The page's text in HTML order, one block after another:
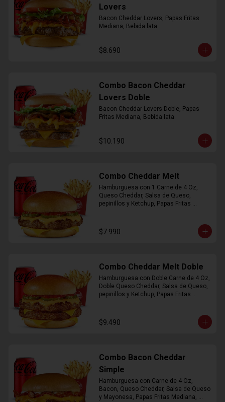
Lovers
Bacon Cheddar Lovers, Papas Fritas
Mediana, Bebida lata.
$8.690
Combo Bacon Cheddar
Lovers Doble
Bacon Cheddar Lovers Doble, Papas
Fritas Mediana, Bebida lata.
$10.190
Combo Cheddar Melt
Hamburguesa con 1 Carne de 4 Oz,
Queso Cheddar, Salsa de Queso,
pepinillos y Ketchup, Papas Fritas
$7.990
Combo Cheddar Melt Doble
Hamburguesa con Doble Carne de 4 Oz,
Doble Queso Cheddar, Salsa de Queso,
pepinillos y Ketchup, Papas Fritas
$9.490
Combo Bacon Cheddar
Simple
Hamburguesa con Carne de 4 Oz,
Bacon, Queso Cheddar, Salsa de Queso
y Mayonesa, Papas Fritas Mediana,